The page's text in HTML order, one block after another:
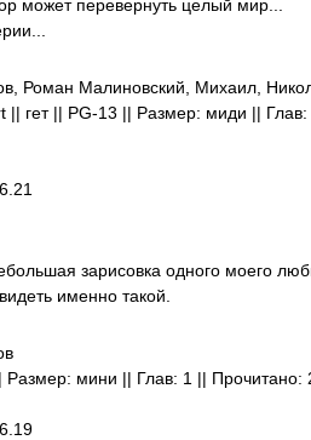
может перевернуть целый мир...
Роман Малиновский, Михаил,
гет || PG-13 || Размер: миди ||
зарисовка одного моего
именно такой.
мини || Глав: 1 || Прочитано: